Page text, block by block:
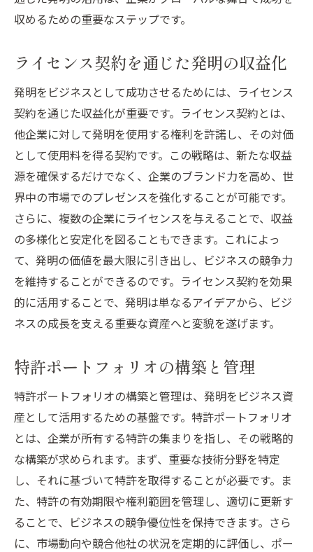
収めるための重要なステップです。
ライセンス契約を通じた発明の収益化
発明をビジネスとして成功させるためには、ライセンス
契約を通じた収益化が重要です。ライセンス契約とは、
他企業に対して発明を使用する権利を許諾し、その対価
として使用料を得る契約です。この戦略は、新たな収益
源を確保するだけでなく、企業のブランド力を高め、世
界中の市場でのプレゼンスを強化することが可能です。
さらに、複数の企業にライセンスを与えることで、収益
の多様化と安定化を図ることもできます。これによっ
て、発明の価値を最大限に引き出し、ビジネスの競争力
を維持することができるのです。ライセンス契約を効果
的に活用することで、発明は単なるアイデアから、ビジ
ネスの成長を支える重要な資産へと変貌を遂げます。
特許ポートフォリオの構築と管理
特許ポートフォリオの構築と管理は、発明をビジネス資
産として活用するための基盤です。特許ポートフォリオ
とは、企業が所有する特許の集まりを指し、その戦略的
な構築が求められます。まず、重要な技術分野を特定
し、それに基づいて特許を取得することが必要です。ま
た、特許の有効期限や権利範囲を管理し、適切に更新す
ることで、ビジネスの競争優位性を保持できます。さら
に、市場動向や競合他社の状況を定期的に評価し、ポー